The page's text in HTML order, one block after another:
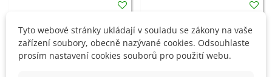
Tyto webové stránky ukládají v souladu se zákony na vaše
zařízení soubory, obecně nazývané cookies. Odsouhlaste
prosím nastavení cookies souborů pro použití webu.